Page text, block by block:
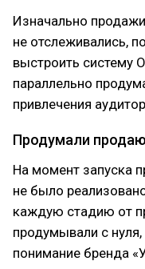
Изначально
не отслеживались,
выстроить систему
параллельно
привлечения
Продумали
На момент запуска
не было
каждую стадию от
продумывали с
понимание бренда